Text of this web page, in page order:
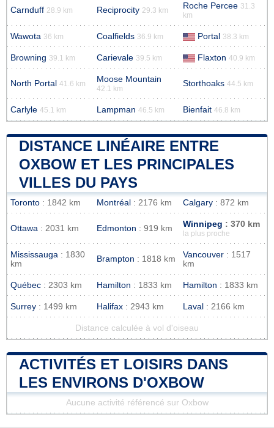
Carnduff 28.9 km Reciprocity 29.3 km Roche Percee 31.3
km
Wawota 36 km Coalfields 36.9 km Portal 38.3 km
Browning 39.1 km Carievale 39.5 km Flaxton 40.9 km
North Portal 41.6 km Moose Mountain
42.1 km
Storthoaks 44.5 km
Carlyle 45.1 km Lampman 46.5 km Bienfait 46.8 km
DISTANCE LINÉAIRE ENTRE
OXBOW ET LES PRINCIPALES
VILLES DU PAYS
Toronto : 1842 km Montréal : 2176 km Calgary : 872 km
Ottawa : 2031 km Edmonton : 919 km Winnipeg : 370 km
la plus proche
Mississauga : 1830
km
Brampton : 1818 km Vancouver : 1517
km
Québec : 2303 km Hamilton : 1833 km Hamilton : 1833 km
Surrey : 1499 km Halifax : 2943 km Laval : 2166 km
Distance calculée à vol d'oiseau
ACTIVITÉS ET LOISIRS DANS
LES ENVIRONS D'OXBOW
Aucune activité référencé sur Oxbow